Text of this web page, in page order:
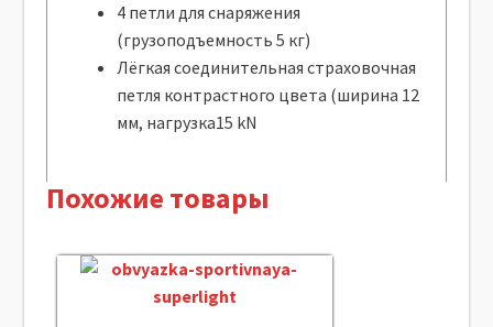
4 петли для снаряжения
(грузоподъемность 5 кг)
Лёгкая соединительная страховочная
петля контрастного цвета (ширина 12
мм, нагрузка15 kN
Похожие товары